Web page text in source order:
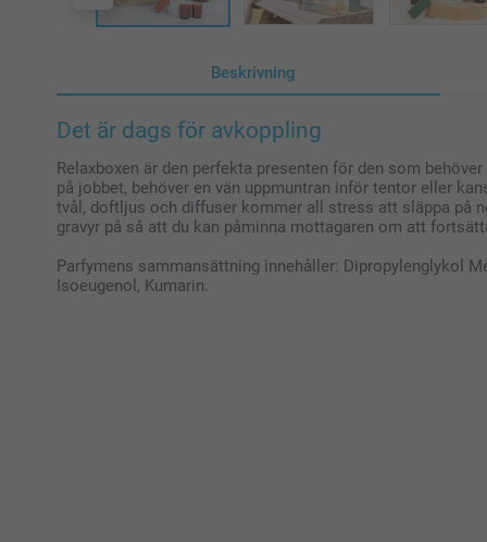
Beskrivning
Det är dags för avkoppling
Relaxboxen är den perfekta presenten för den som
på jobbet, behöver en vän uppmuntran inför tentor eller
tvål, doftljus och diffuser kommer all stress att släppa på
gravyr på så att du kan påminna mottagaren om att
Parfymens sammansättning innehåller: Dipropylenglykol
Isoeugenol, Kumarin.